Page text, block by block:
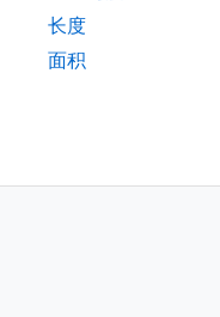
长度
面积